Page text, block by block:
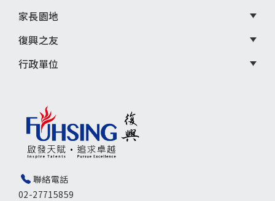
聯絡電話
02-27715859
家長園地
復興之友
行政單位